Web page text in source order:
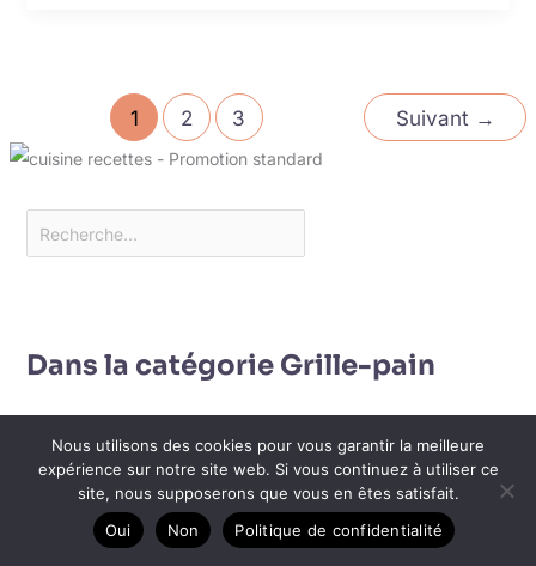
1 2 3 Suivant →
Dans la catégorie Grille-pain
Nous utilisons des cookies pour vous garantir la meilleure
expérience sur notre site web. Si vous continuez à utiliser ce
site, nous supposerons que vous en êtes satisfait.
Oui
Non Politique de confidentialité